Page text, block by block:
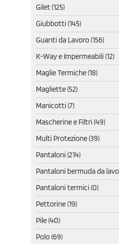
Gilet (125)
Giubbotti (145)
Guanti da Lavoro (156)
K-Way e Impermeabili (12)
Maglie Termiche (18)
Magliette (52)
Manicotti (7)
Mascherine e Filtri (49)
Multi Protezione (39)
Pantaloni (214)
Pantaloni bermuda da
Pantaloni termici (0)
Pettorine (19)
Pile (40)
Polo (69)